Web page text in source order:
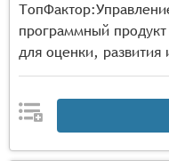
программный
для оценки, развития